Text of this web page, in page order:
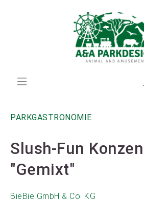
PARKGASTRONOMIE
Slush-Fun
"Gemixt"
BieBie GmbH & Co. KG